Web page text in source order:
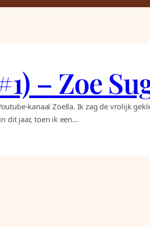
– Zoe
kanaal Zoella. Ik zag de vrolijk
dit jaar, toen ik een…